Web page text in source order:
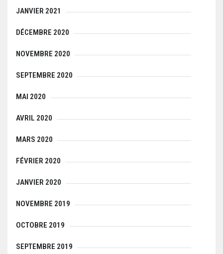
JANVIER 2021
DÉCEMBRE 2020
NOVEMBRE 2020
SEPTEMBRE 2020
MAI 2020
AVRIL 2020
MARS 2020
FÉVRIER 2020
JANVIER 2020
NOVEMBRE 2019
OCTOBRE 2019
SEPTEMBRE 2019